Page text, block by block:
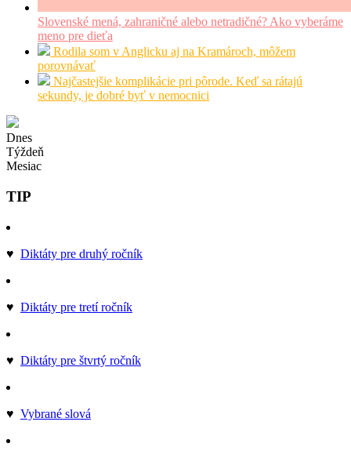
Slovenské mená, zahraničné alebo netradičné? Ako vyberáme
meno pre dieťa
Rodila som v Anglicku aj na Kramároch, môžem
porovnávať
Najčastejšie komplikácie pri pôrode. Keď sa rátajú
sekundy, je dobré byť v nemocnici
Dnes
Týždeň
Mesiac
TIP
♥ Diktáty pre druhý ročník
♥ Diktáty pre tretí ročník
♥ Diktáty pre štvrtý ročník
♥ Vybrané slová